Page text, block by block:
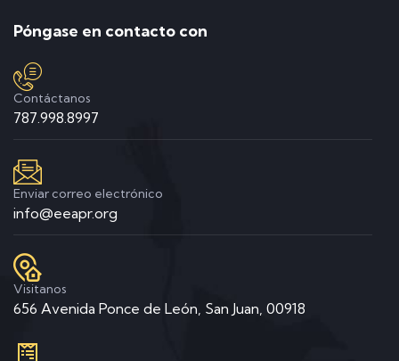
Póngase en contacto con
Contáctanos
787.998.8997
Enviar correo electrónico
info@eeapr.org
Visitanos
656 Avenida Ponce de León, San Juan, 00918